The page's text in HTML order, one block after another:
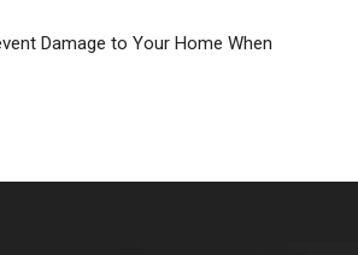
Damage to Your Home When